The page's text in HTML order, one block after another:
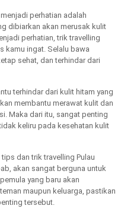
perhatian adalah
dibiarkan akan merusak kulit
perhatian, trik travelling
kamu ingat. Selalu bawa
sehat, dan terhindar dari
terhindar dari kulit hitam yang
membantu merawat kulit dan
Maka dari itu, sangat penting
keliru pada kesehatan kulit
dan trik travelling Pulau
akan sangat berguna untuk
yang baru akan
maupun keluarga, pastikan
tersebut.